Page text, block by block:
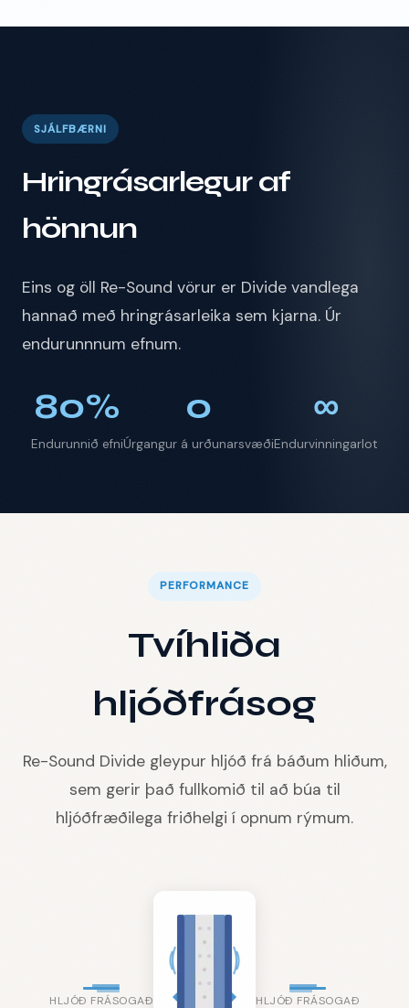
SJÁLFBÆRNI
Hringrásarlegur af
hönnun
Eins og öll Re-Sound vörur er Divide vandlega
hannað með hringrásarleika sem kjarna. Úr
endurunnnum efnum.
80%
Endurunnið efni
0
Úrgangur á urðunarsvæði
∞
Endurvinningarlot
PERFORMANCE
Tvíhliða
hljóðfrásog
Re-Sound Divide gleypur hljóð frá báðum hliðum,
sem gerir það fullkomið til að búa til
hljóðfræðilega friðhelgi í opnum rýmum.
HLJÓÐ FRÁSOGAÐ HLJÓÐ FRÁSOGAÐ